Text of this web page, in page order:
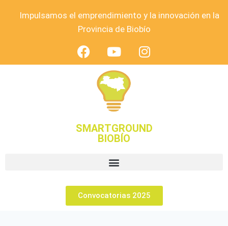
Impulsamos el emprendimiento y la innovación en la
Provincia de Biobío
SMARTGROUND
BIOBÍO
Convocatorias 2025